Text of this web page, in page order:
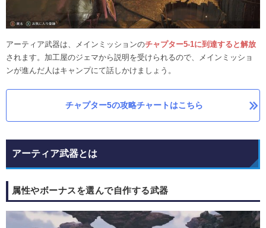
アーティア武器は、メインミッションのチャプター5-1に到達すると解放
されます。加工屋のジェマから説明を受けられるので、メインミッショ
ンが進んだ人はキャンプにて話しかけましょう。
チャプター5の攻略チャートはこちら
アーティア武器とは
属性やボーナスを選んで自作する武器